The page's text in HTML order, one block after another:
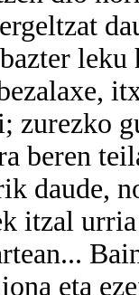
leku
zurezko
beren
daude,
itzal
eta